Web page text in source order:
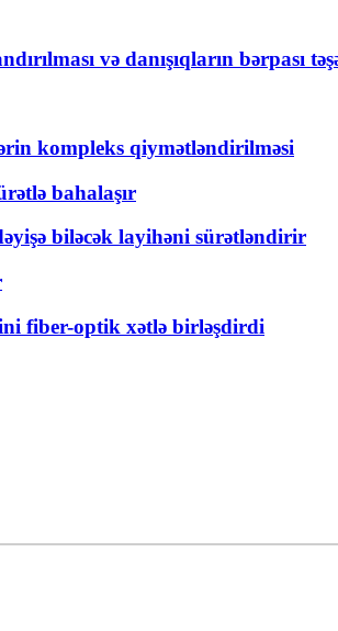
və danışıqların bərpası
kompleks qiymətləndirilməsi
bahalaşır
biləcək layihəni sürətləndirir
fiber-optik xətlə birləşdirdi